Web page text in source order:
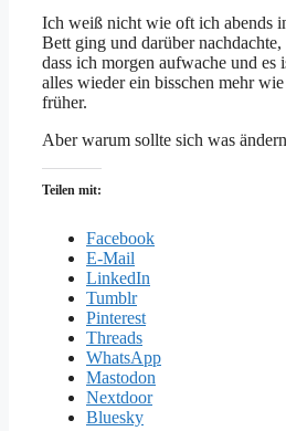
Ich weiß nicht wie oft ich abends
Bett ging und darüber nachdachte,
dass ich morgen aufwache und es
alles wieder ein bisschen mehr wie
früher.
Aber warum sollte sich was
Teilen mit:
Facebook
E-Mail
LinkedIn
Tumblr
Pinterest
Threads
WhatsApp
Mastodon
Nextdoor
Bluesky